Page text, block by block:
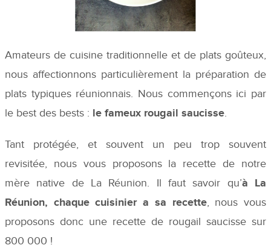
Amateurs de cuisine traditionnelle et de plats goûteux,
nous affectionnons particulièrement la préparation de
plats typiques réunionnais. Nous commençons ici par
le best des bests : le fameux rougail saucisse.
Tant protégée, et souvent un peu trop souvent
revisitée, nous vous proposons la recette de notre
mère native de La Réunion. Il faut savoir qu’à La
Réunion, chaque cuisinier a sa recette, nous vous
proposons donc une recette de rougail saucisse sur
800 000 !